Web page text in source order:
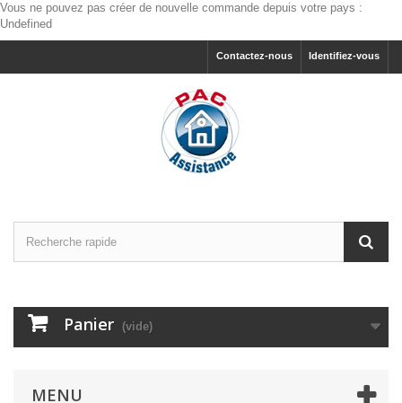
Vous ne pouvez pas créer de nouvelle commande depuis votre pays :
Undefined
Identifiez-vous
Contactez-nous
Panier (vide)
MENU